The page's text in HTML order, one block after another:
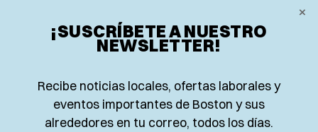
×
¡SUSCRÍBETE A NUESTRO
NEWSLETTER!
Recibe noticias locales, ofertas laborales y
eventos importantes de Boston y sus
alrededores en tu correo, todos los días.
Real Estate
Guía de Recursos
Edición impresa
Advertise with us